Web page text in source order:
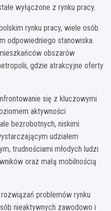
wyłączone z rynku pracy.
rynku pracy, wiele osób
odpowiedniego stanowiska.
obszarów
gdzie atrakcyjne oferty
się z kluczowymi
aktywności
bezrobotnych, niskimi
udziałem
trudnościami młodych ludzi
oraz małą mobilnością
problemów rynku
nieaktywnych zawodowo i